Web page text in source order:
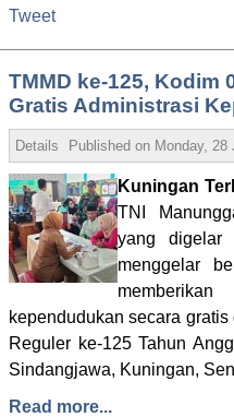
Tweet
TMMD ke-125, Kodim
Gratis Administrasi
Details Published on Monday, 28
Kuningan
TNI
yang digelar
menggelar
kependudukan secara
Reguler ke-125 Tahun
Sindangjawa, Kuningan,
Read more...